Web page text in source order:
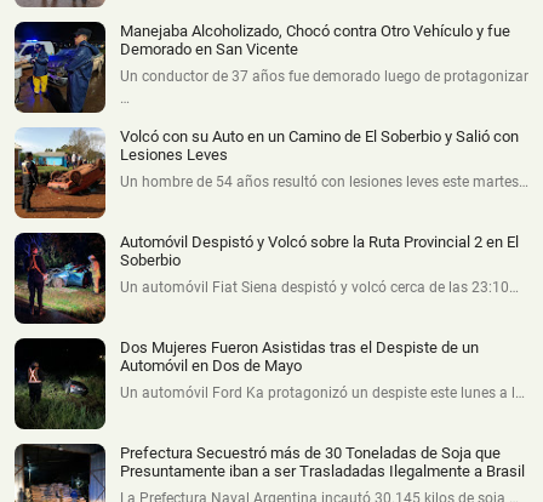
Manejaba Alcoholizado, Chocó contra Otro Vehículo y fue
Demorado en San Vicente
Un conductor de 37 años fue demorado luego de protagonizar
…
Volcó con su Auto en un Camino de El Soberbio y Salió con
Lesiones Leves
Un hombre de 54 años resultó con lesiones leves este martes…
Automóvil Despistó y Volcó sobre la Ruta Provincial 2 en El
Soberbio
Un automóvil Fiat Siena despistó y volcó cerca de las 23:10…
Dos Mujeres Fueron Asistidas tras el Despiste de un
Automóvil en Dos de Mayo
Un automóvil Ford Ka protagonizó un despiste este lunes a l…
Prefectura Secuestró más de 30 Toneladas de Soja que
Presuntamente iban a ser Trasladadas Ilegalmente a Brasil